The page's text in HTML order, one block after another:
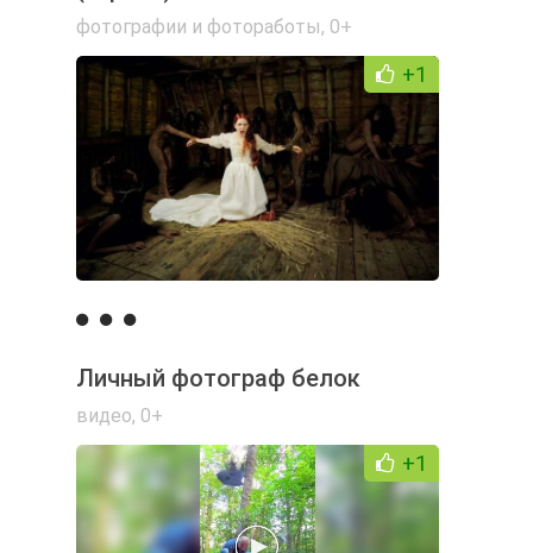
фотографии и фотоработы, 0+
+1
Личный фотограф белок
видео, 0+
+1